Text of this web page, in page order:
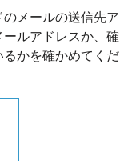
メールの送信先ア
ールアドレスか、確
かを確かめてくだ